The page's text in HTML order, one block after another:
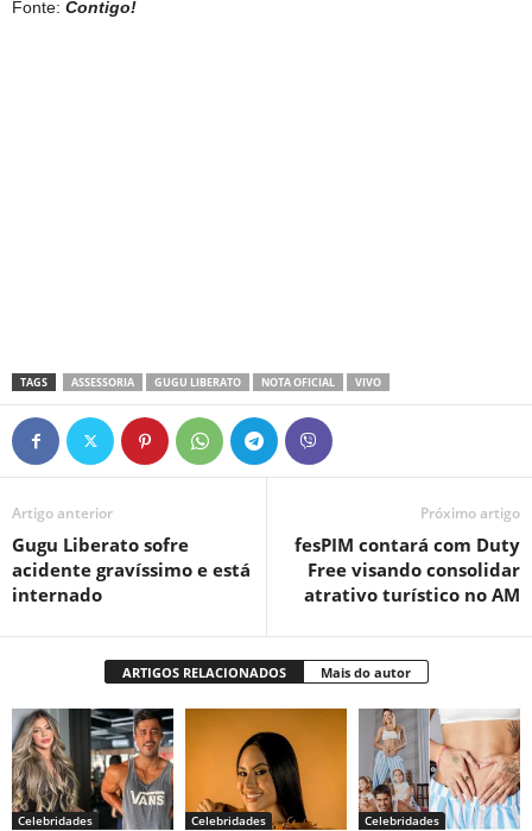
Fonte: Contigo!
TAGS ASSESSORIA GUGU LIBERATO NOTA OFICIAL VIVO
Artigo anterior
Gugu Liberato sofre
acidente gravíssimo e está
internado
Próximo artigo
fesPIM contará com Duty
Free visando consolidar
atrativo turístico no AM
ARTIGOS RELACIONADOS Mais do autor
Celebridades Celebridades Celebridades